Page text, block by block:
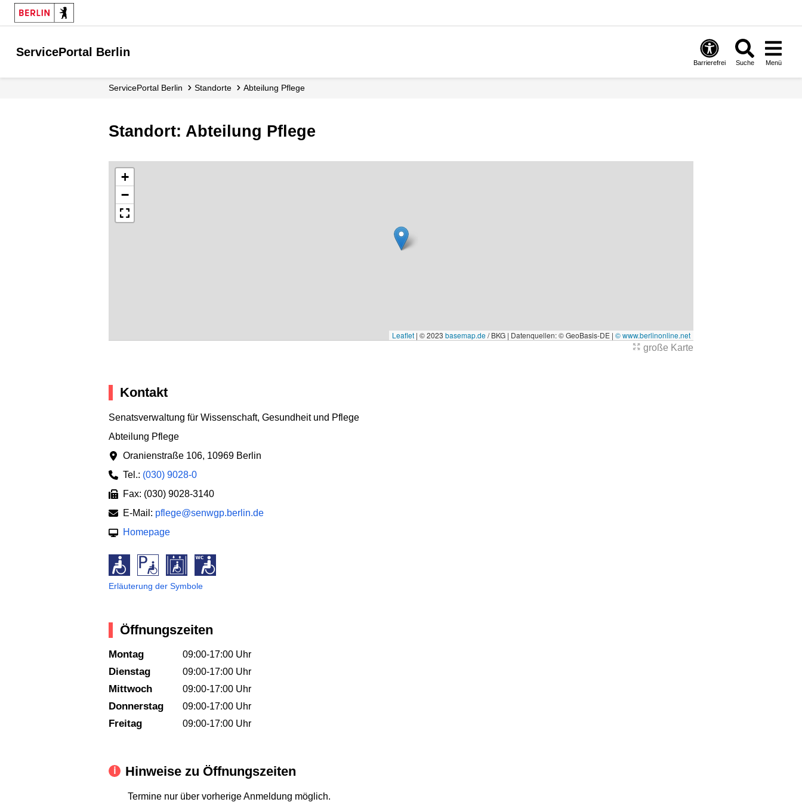
ServicePortal Berlin
Barrierefrei Suche Menü
ServicePortal Berlin Standorte Abteilung Pflege
Standort: Abteilung Pflege
+
−
Leaflet | © 2023 basemap.de/ BKG | Datenquellen: © GeoBasis-DE | © www.berlinonline.net
große Karte
Kontakt
Senatsverwaltung für Wissenschaft, Gesundheit und Pflege
Abteilung Pflege
Oranienstraße 106, 10969 Berlin
Tel.: (030) 9028-0
Fax: (030) 9028-3140
E-Mail: pflege@senwgp.berlin.de
Homepage
Erläuterung der Symbole
Öffnungszeiten
Montag 09:00-17:00 Uhr
Dienstag 09:00-17:00 Uhr
Mittwoch 09:00-17:00 Uhr
Donnerstag 09:00-17:00 Uhr
Freitag 09:00-17:00 Uhr
Hinweise zu Öffnungszeiten
Termine nur über vorherige Anmeldung möglich.